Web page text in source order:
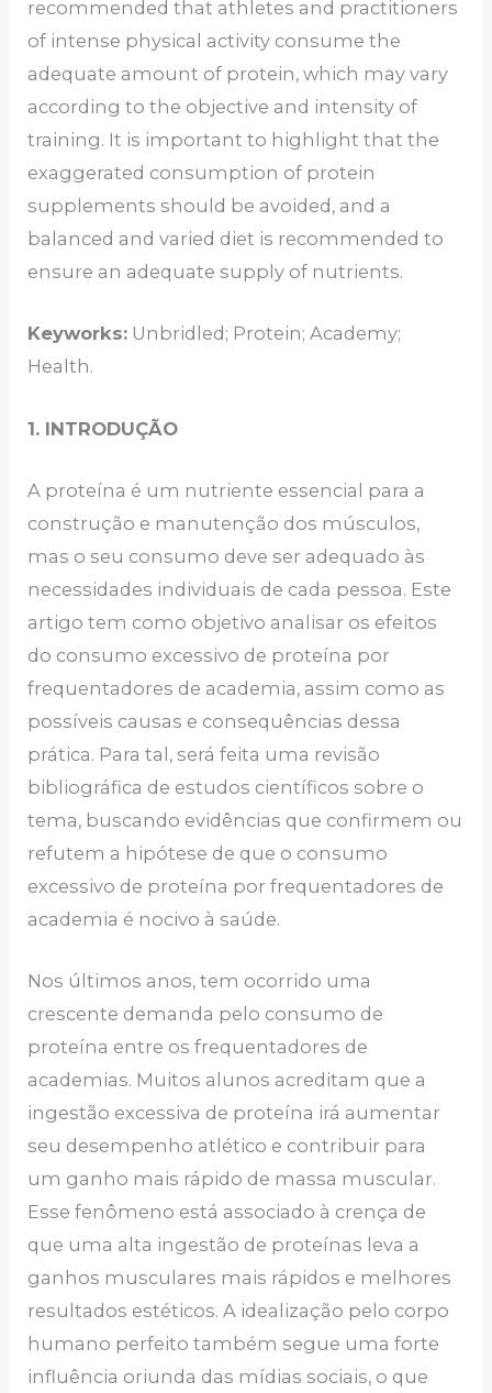
recommended that athletes and practitioners
of intense physical activity consume the
adequate amount of protein, which may vary
according to the objective and intensity of
training. It is important to highlight that the
exaggerated consumption of protein
supplements should be avoided, and a
balanced and varied diet is recommended to
ensure an adequate supply of nutrients.
Keyworks: Unbridled; Protein; Academy;
Health.
1. INTRODUÇÃO
A proteína é um nutriente essencial para a
construção e manutenção dos músculos,
mas o seu consumo deve ser adequado às
necessidades individuais de cada pessoa. Este
artigo tem como objetivo analisar os efeitos
do consumo excessivo de proteína por
frequentadores de academia, assim como as
possíveis causas e consequências dessa
prática. Para tal, será feita uma revisão
bibliográfica de estudos científicos sobre o
tema, buscando evidências que confirmem ou
refutem a hipótese de que o consumo
excessivo de proteína por frequentadores de
academia é nocivo à saúde.
Nos últimos anos, tem ocorrido uma
crescente demanda pelo consumo de
proteína entre os frequentadores de
academias. Muitos alunos acreditam que a
ingestão excessiva de proteína irá aumentar
seu desempenho atlético e contribuir para
um ganho mais rápido de massa muscular.
Esse fenômeno está associado à crença de
que uma alta ingestão de proteínas leva a
ganhos musculares mais rápidos e melhores
resultados estéticos. A idealização pelo corpo
humano perfeito também segue uma forte
influência oriunda das mídias sociais, o que